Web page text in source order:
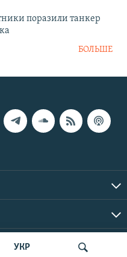
УКР
поразили танкер
БОЛЬШЕ
2026 | Все права защищены.